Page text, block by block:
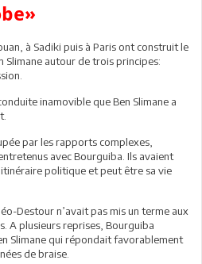
à Sadiki puis à Paris ont construit le
Slimane autour de trois principes:
inamovible que Ben Slimane a
par les rapports complexes,
avec Bourguiba. Ils avaient
politique et peut être sa vie
Destour n’avait pas mis un terme aux
A plusieurs reprises, Bourguiba
Slimane qui répondait favorablement
de braise.